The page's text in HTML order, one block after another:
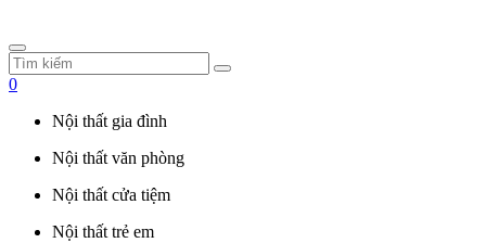
0
Nội thất gia đình
Nội thất văn phòng
Nội thất cửa tiệm
Nội thất trẻ em